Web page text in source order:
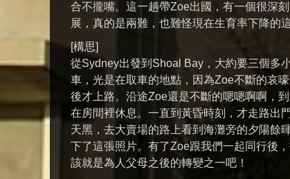
合不攏嘴。這一趟帶Zoe出國，有一個很深
展，真的是兩難，也難怪現在生育率下降的這
[構思]
從Sydney出發到Shoal Bay，大約要三個多
車，光是在取車的地點，因為Zoe不斷的哀
後才上路。沿途Zoe還是不斷的嗯嗯啊啊，
在房間裡休息。一直到黃昏時刻，才走路出
天黑，去大賣場的路上看到海灘旁的夕陽餘
下了這張照片。有了Zoe跟我們一起同行後
該就是為人父母之後的轉變之一吧！